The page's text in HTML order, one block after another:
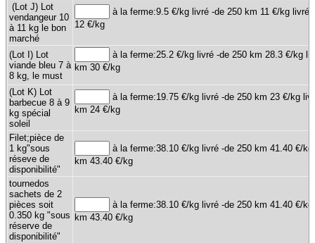
(Lot J) Lot
vendangeur 10
à 11 kg le bon
marché
à la ferme:9.5 €/kg livré -de 250 km 11 €/kg livré
12 €/kg
(Lot I) Lot
viande bleu 7 à
8 kg, le must
à la ferme:25.2 €/kg livré -de 250 km 28.3 €/kg
km 30 €/kg
(Lot K) Lot
barbecue 8 à 9
kg spécial
soleil
à la ferme:19.75 €/kg livré -de 250 km 23 €/kg
km 24 €/kg
Filet;pièce de
1 kg"sous
réseve de
disponibilité"
à la ferme:38.10 €/kg livré -de 250 km 41.40 €/
km 43.40 €/kg
tournedos
sachets de 2
pièces soit
0.350 kg "sous
réserve de
disponibilité"
à la ferme:38.10 €/kg livré -de 250 km 41.40 €/
km 43.40 €/kg